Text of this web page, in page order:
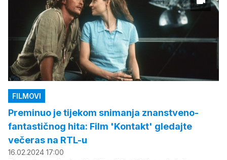
FILMOVI
Preminuo je tijekom snimanja znanstveno-
fantastičnog hita: Film 'Kontakt' gledajte
večeras na RTL-u
16.02.2024 17:00